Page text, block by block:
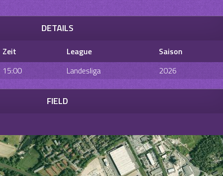
DETAILS
Zeit League
Saison
15:00 Landesliga 2026
FIELD